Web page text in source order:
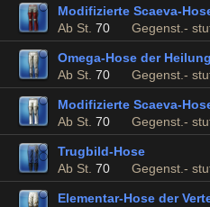
Modifizierte Scaeva-
Ab St. 70 Gegenst.-
Omega-Hose der Heilung
Ab St. 70 Gegenst.-
Modifizierte Scaeva-
Ab St. 70 Gegenst.-
Trugbild-Hose
Ab St. 70 Gegenst.-
Elementar-Hose der